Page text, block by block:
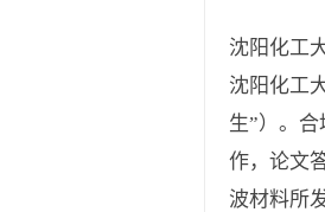
沈阳化工
沈阳化工
生”）。
作，论文
波材料所